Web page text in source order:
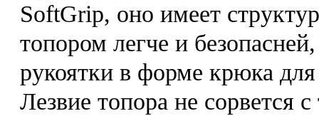
SoftGrip, оно имеет
топором легче и
рукоятки в форме крюка для
Лезвие топора не сорвется